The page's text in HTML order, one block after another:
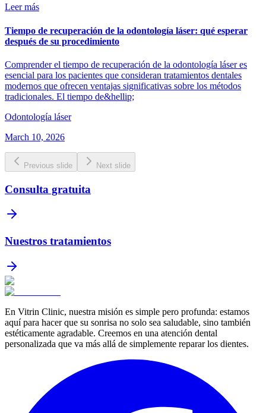
Leer más
Tiempo de recuperación de la odontología láser: qué esperar
después de su procedimiento
Comprender el tiempo de recuperación de la odontología láser es
esencial para los pacientes que consideran tratamientos dentales
modernos que ofrecen ventajas significativas sobre los métodos
tradicionales. El tiempo de&hellip;
Odontología láser
March 10, 2026
Previous slide Next slide
Consulta gratuita
Nuestros tratamientos
En Vitrin Clinic, nuestra misión es simple pero profunda: estamos
aquí para hacer que su sonrisa no solo sea saludable, sino también
estéticamente agradable. Creemos en una atención dental
personalizada que va más allá de simplemente reparar los dientes.